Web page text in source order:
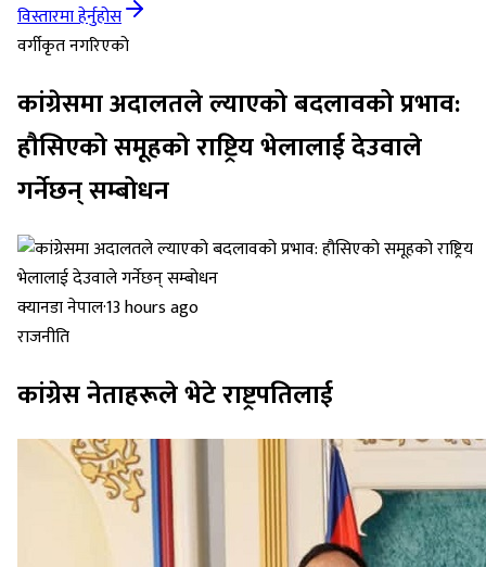
विस्तारमा हेर्नुहोस
वर्गीकृत नगरिएको
कांग्रेसमा अदालतले ल्याएको बदलावको प्रभाव:
हौसिएको समूहको राष्ट्रिय भेलालाई देउवाले
गर्नेछन् सम्बोधन
क्यानडा नेपाल·13 hours ago
राजनीति
कांग्रेस नेताहरूले भेटे राष्ट्रपतिलाई